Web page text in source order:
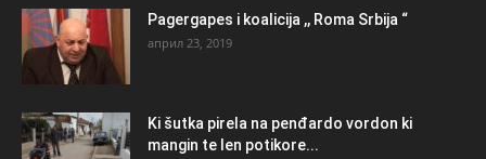
Pagergapes i koalicija ,, Roma Srbija “
април 23, 2019
Ki šutka pirela na penđardo vordon ki
mangin te len potikore...